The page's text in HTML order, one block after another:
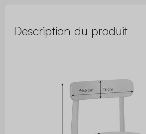
Description du produit